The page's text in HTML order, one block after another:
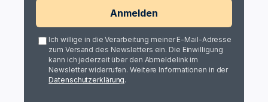
Anmelden
Ich willige in die Verarbeitung meiner E-Mail-Adresse
zum Versand des Newsletters ein. Die Einwilligung
kann ich jederzeit über den Abmeldelink im
Newsletter widerrufen. Weitere Informationen in der
Datenschutzerklärung.